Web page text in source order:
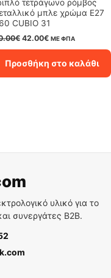
τετράγωνο ρόμβος
μπλε χρώμα E27
CUBIO 31
€ Original
60.00€.
42.00€Η
είναι:
42.00€.
ΜΕ ΦΠΑ
Προσθήκη στο καλάθι
υλικό για το
συνεργάτες B2B.